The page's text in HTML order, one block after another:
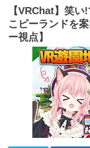
【VRChat】笑
こピーランドを
ー視点】